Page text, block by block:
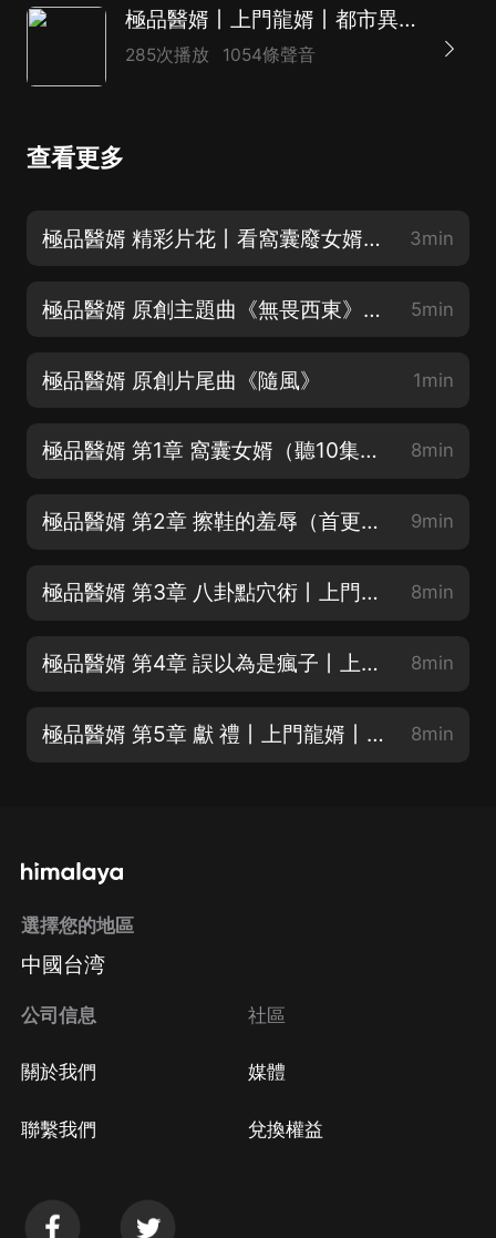
極品醫婿丨上門龍婿丨都市異能贅婿爽文丨精品多播
285次播放 1054條聲音
查看更多
極品醫婿 精彩片花丨看窩囊廢女婿如何一路開掛，人人豔羨！ 3min
極品醫婿 原創主題曲《無畏西東》（本歌曲已申請獲得版權） 5min
極品醫婿 原創片尾曲《隨風》 1min
極品醫婿 第1章 窩囊女婿（聽10集必上癮，不信你試試！） 8min
極品醫婿 第2章 擦鞋的羞辱（首更50集，爆更5天 每日10集） 9min
極品醫婿 第3章 八卦點穴術丨上門龍婿丨神醫入贅 8min
極品醫婿 第4章 誤以為是瘋子丨上門龍婿丨神醫入贅 8min
極品醫婿 第5章 獻 禮丨上門龍婿丨神醫入贅 8min
選擇您的地區
中國台湾
公司信息
關於我們
聯繫我們
社區
媒體
兌換權益